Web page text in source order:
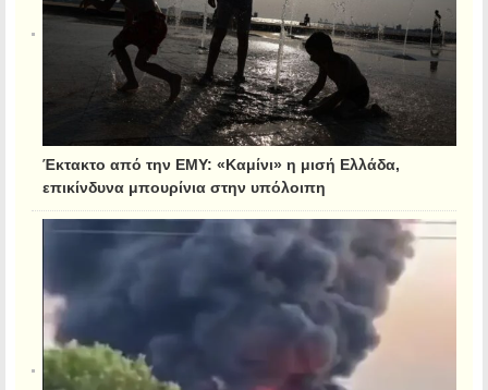
Έκτακτο από την ΕΜΥ: «Καμίνι» η μισή Ελλάδα,
επικίνδυνα μπουρίνια στην υπόλοιπη